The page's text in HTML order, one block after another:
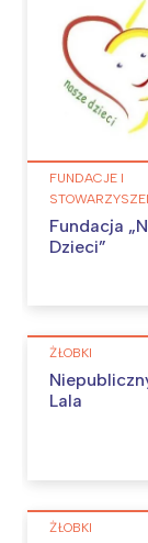
FUNDACJE I
Fundacja
Dzieci”
ŻŁOBKI
Lala
ŻŁOBKI